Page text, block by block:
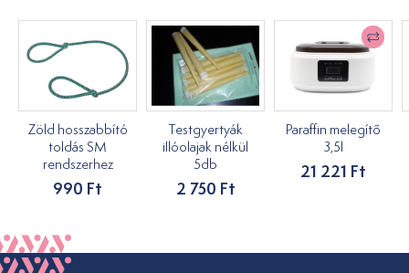
Zöld hosszabbító
toldás SM
rendszerhez
990 Ft
Testgyertyák
illóolajak nélkül
5db
2 750 Ft
Paraffin melegítő
3,5l
21 221 Ft